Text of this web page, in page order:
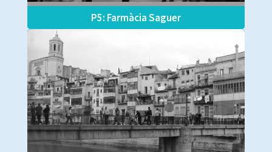
P5: Farmàcia Saguer